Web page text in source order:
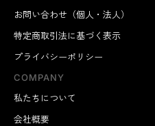
お問い合わせ（個人・法人）
特定商取引法に基づく表示
プライバシーポリシー
COMPANY
私たちについて
会社概要